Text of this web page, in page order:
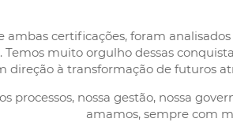
certificações, foram
Temos muito orgulho dessas
direção à transformação de futuros
processos, nossa gestão, nossa
amamos, sempre com